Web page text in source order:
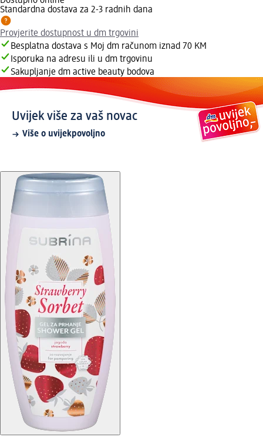
Standardna dostava za 2-3 radnih dana
Provjerite dostupnost u dm trgovini
Besplatna dostava s Moj dm računom iznad 70 KM
Isporuka na adresu ili u dm trgovinu
Sakupljanje dm active beauty bodova
Uvijek više za vaš novac
Više o uvijekpovoljno